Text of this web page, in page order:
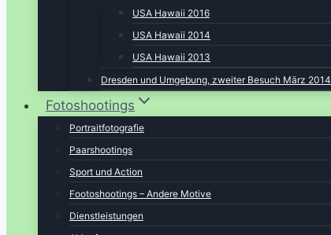
USA Hawaii 2016
USA Hawaii 2014
USA Hawaii 2013
Dresden und Umgebung, zweiter Besuch März 2014
Fotoshootings
Portraitfotografie
Paarshootings
Sport und Action
Footoshootings – Andere Motive
Dienstleistungen